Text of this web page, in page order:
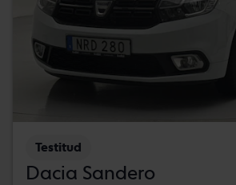
Testitud
Dacia Sandero